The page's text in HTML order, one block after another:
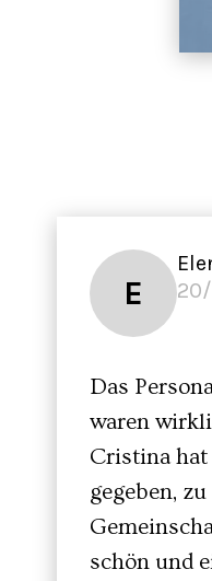
E
Das
waren
Cristina
gegeben,
schön und